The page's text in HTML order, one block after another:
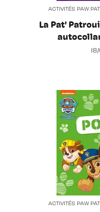
ACTIVITÉS PAW
La Pat'
ACTIVITÉS PAW